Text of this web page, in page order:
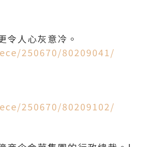
令人心灰意冷。
250670/80209041/
250670/80209102/